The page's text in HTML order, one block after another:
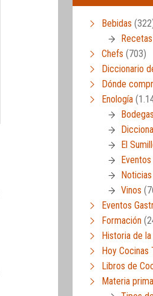
Bebidas
Chefs (703)
Diccionario
Dónde
Enología
Bodegas
El
Vinos
Eventos
Formación
Historia de
Hoy Cocinas
Libros de
Materia